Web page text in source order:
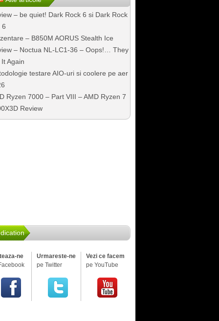
– be quiet! Dark Rock 6 si Dark Rock
6
– B850M AORUS Stealth Ice
– Noctua NL-LC1-36 – Oops!… They
Again
testare AIO-uri si coolere pe aer
Ryzen 7000 – Part VIII – AMD Ryzen 7
Review
ne
Urmareste-ne
pe Twitter
Vezi ce facem
pe YouTube